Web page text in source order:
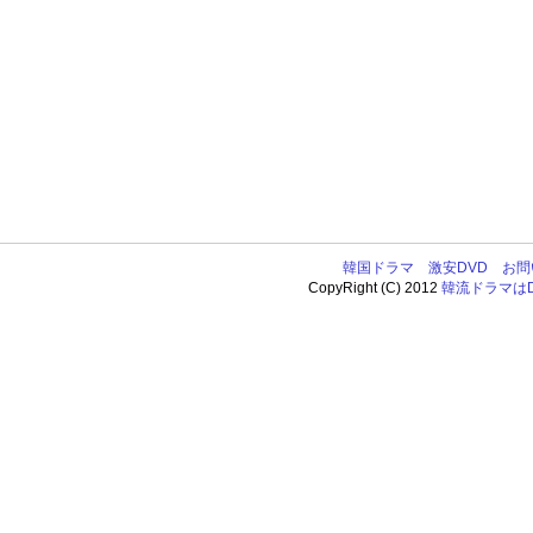
韓国ドラマ 激安DVD
お
CopyRight (C) 2012韓流ドラマは